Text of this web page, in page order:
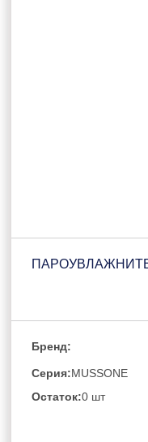
Бренд:
Серия:MUSSONE
Остаток:0 шт